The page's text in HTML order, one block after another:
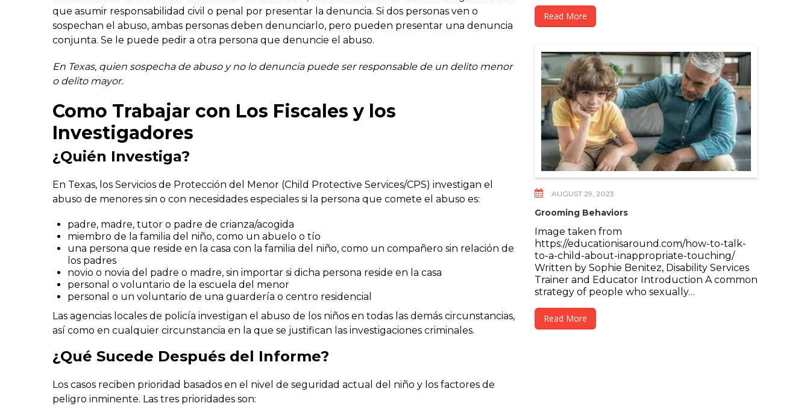
que asumir responsabilidad civil o penal por presentar la denuncia. Si dos personas ven o
sospechan el abuso, ambas personas deben denunciarlo, pero pueden presentar una denuncia
conjunta. Se le puede pedir a otra persona que denuncie el abuso.
En Texas, quien sospecha de abuso y no lo denuncia puede ser responsable de un delito menor
o delito mayor.
Como Trabajar con Los Fiscales y los
Investigadores
¿Quién Investiga?
En Texas, los Servicios de Protección del Menor (Child Protective Services/CPS) investigan el
abuso de menores sin o con necesidades especiales si la persona que comete el abuso es:
padre, madre, tutor o padre de crianza/acogida
miembro de la familia del niño, como un abuelo o tío
una persona que reside en la casa con la familia del niño, como un compañero sin relación de
los padres
novio o novia del padre o madre, sin importar si dicha persona reside en la casa
personal o voluntario de la escuela del menor
personal o un voluntario de una guardería o centro residencial
Las agencias locales de policía investigan el abuso de los niños en todas las demás circunstancias,
así como en cualquier circunstancia en la que se justifican las investigaciones criminales.
¿Qué Sucede Después del Informe?
Los casos reciben prioridad basados en el nivel de seguridad actual del niño y los factores de
peligro inminente. Las tres prioridades son:
Read More
AUGUST 29, 2023
Grooming Behaviors
Image taken from
https://educationisaround.com/how-to-talk-
to-a-child-about-inappropriate-touching/
Written by Sophie Benitez, Disability Services
Trainer and Educator Introduction A common
strategy of people who sexually…
Read More